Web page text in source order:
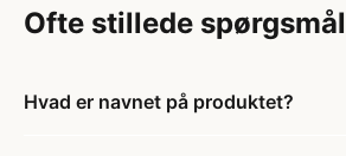
Ofte stillede spørgsmål
Hvad er navnet på produktet?